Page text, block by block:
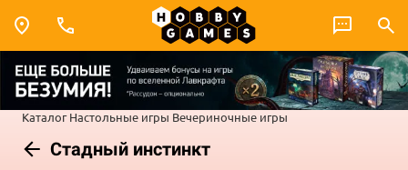
Каталог Настольные игры Вечериночные игры
Стадный инстинкт